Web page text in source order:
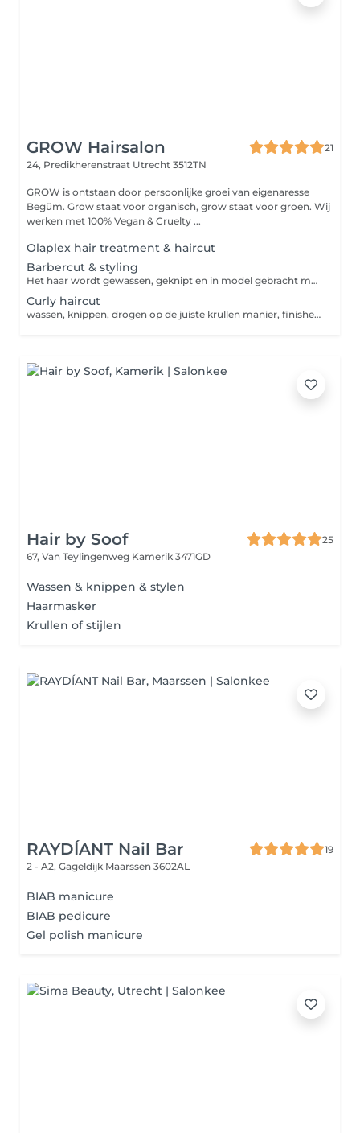
GROW Hairsalon
21
24, Predikherenstraat Utrecht 3512TN
GROW is ontstaan door persoonlijke groei van eigenaresse
Begüm. Grow staat voor organisch, grow staat voor groen. Wij
werken met 100% Vegan & Cruelty ...
Olaplex hair treatment & haircut
Barbercut & styling
Het haar wordt gewassen, geknipt en in model gebracht met een stylings product zonder föhnen
Curly haircut
wassen, knippen, drogen op de juiste krullen manier, finishen en heel veel advies
Hair by Soof
25
67, Van Teylingenweg Kamerik 3471GD
Wassen & knippen & stylen
Haarmasker
Krullen of stijlen
RAYDÍANT Nail Bar
19
2 - A2, Gageldijk Maarssen 3602AL
BIAB manicure
BIAB pedicure
Gel polish manicure